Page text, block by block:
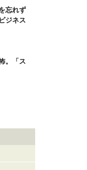
忘れず
ジネス
。「ス